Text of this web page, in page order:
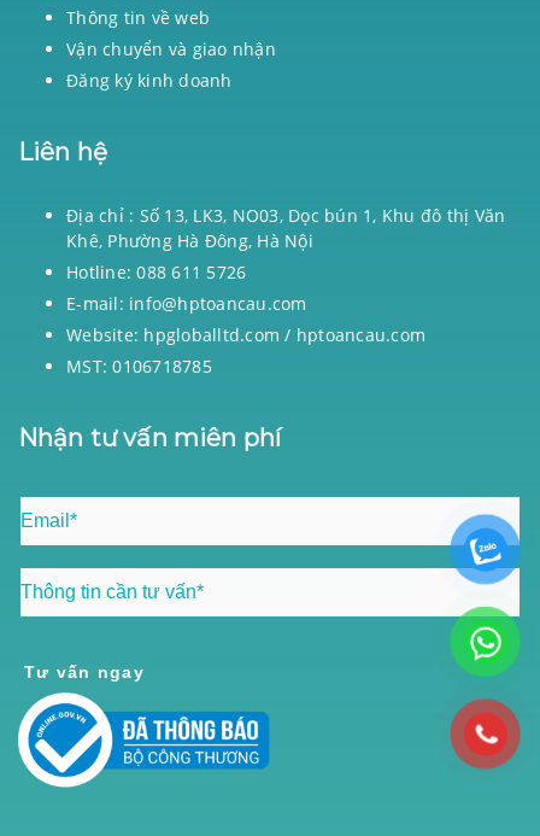
Thông tin về web
Vận chuyển và giao nhận
Đăng ký kinh doanh
Liên hệ
Địa chỉ : Số 13, LK3, NO03, Dọc bún 1, Khu đô thị Văn
Khê, Phường Hà Đông, Hà Nội
Hotline: 088 611 5726
E-mail: info@hptoancau.com
Website: hpgloballtd.com / hptoancau.com
MST: 0106718785
Nhận tư vấn miên phí
Tư vấn ngay